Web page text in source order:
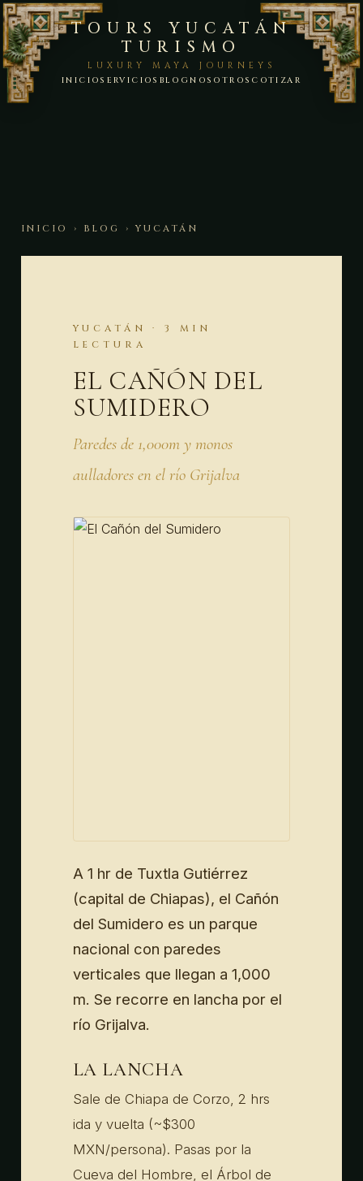
TOURS YUCATÁN
TURISMO
LUXURY MAYA JOURNEYS
INICIO SERVICIOS BLOGNOSOTROS COTIZAR
INICIO › BLOG › YUCATÁN
YUCATÁN · 3 MIN
LECTURA
EL CAÑÓN DEL
SUMIDERO
Paredes de 1,000m y monos
aulladores en el río Grijalva
A 1 hr de Tuxtla Gutiérrez
(capital de Chiapas), el Cañón
del Sumidero es un parque
nacional con paredes
verticales que llegan a 1,000
m. Se recorre en lancha por el
río Grijalva.
LA LANCHA
Sale de Chiapa de Corzo, 2 hrs
ida y vuelta (~$300
MXN/persona). Pasas por la
Cueva del Hombre, el Árbol de